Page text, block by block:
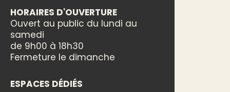
HORAIRES D'OUVERTURE
Ouvert au public du lundi au
samedi
de 9h00 à 18h30
Fermeture le dimanche
ESPACES DÉDIÉS